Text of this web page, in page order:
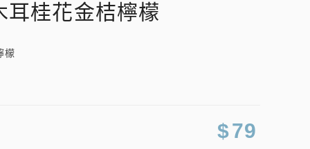
耳桂花金桔檸檬
檬
$79